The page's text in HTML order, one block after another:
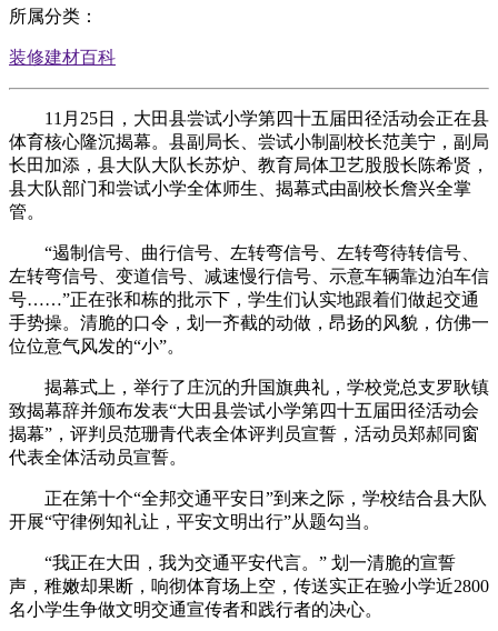
所属分类：
装修建材百科
11月25日，大田县尝试小学第四十五届田径活动会正在县
体育核心隆沉揭幕。县副局长、尝试小制副校长范美宁，副局
长田加添，县大队大队长苏炉、教育局体卫艺股股长陈希贤，
县大队部门和尝试小学全体师生、揭幕式由副校长詹兴全掌
管。
“遏制信号、曲行信号、左转弯信号、左转弯待转信号、
左转弯信号、变道信号、减速慢行信号、示意车辆靠边泊车信
号……”正在张和栋的批示下，学生们认实地跟着们做起交通
手势操。清脆的口令，划一齐截的动做，昂扬的风貌，仿佛一
位位意气风发的“小”。
揭幕式上，举行了庄沉的升国旗典礼，学校党总支罗耿镇
致揭幕辞并颁布发表“大田县尝试小学第四十五届田径活动会
揭幕”，评判员范珊青代表全体评判员宣誓，活动员郑郝同窗
代表全体活动员宣誓。
正在第十个“全邦交通平安日”到来之际，学校结合县大队
开展“守律例知礼让，平安文明出行”从题勾当。
“我正在大田，我为交通平安代言。” 划一清脆的宣誓
声，稚嫩却果断，响彻体育场上空，传送实正在验小学近2800
名小学生争做文明交通宣传者和践行者的决心。